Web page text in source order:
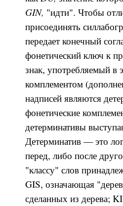
GIN, "идти". Чтобы
присоединять
передает конечный
фонетический ключ к
знак, употребляемый в
комплементом
надписей являются
фонетические
детерминативы
Детерминатив — это
перед, либо после
"классу" слов
GIS, означающая
сделанных из дерева;